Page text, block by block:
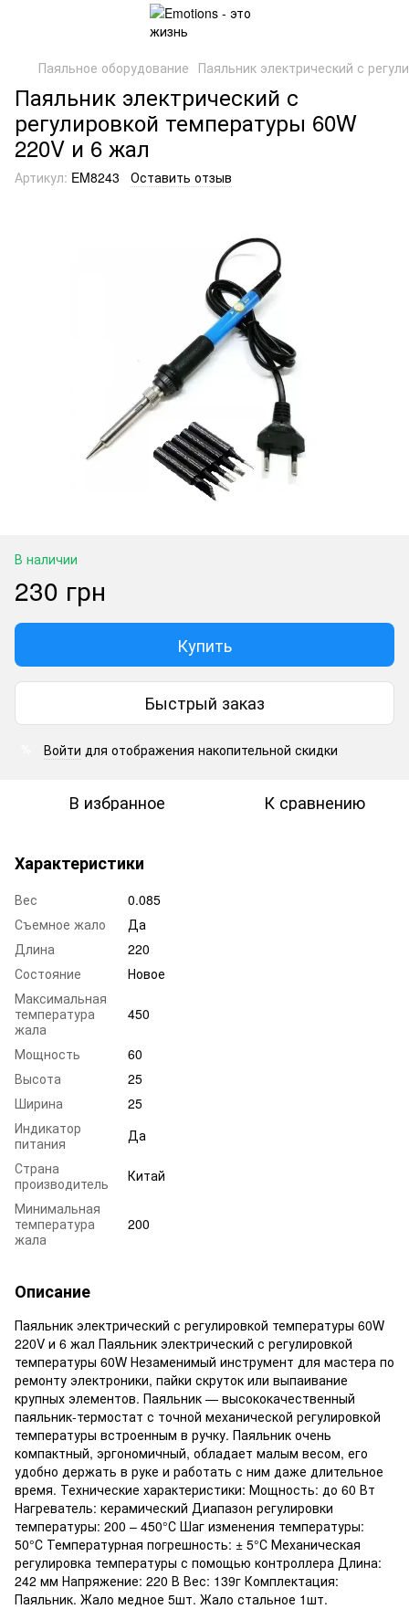
Паяльное оборудование Паяльник электрический с
Паяльник электрический с
регулировкой температуры 60W
220V и 6 жал
Артикул: EM8243 Оставить отзыв
В наличии
230 грн
Купить
Быстрый заказ
Войти для отображения накопительной скидки
В избранное К сравнению
Характеристики
Вес
0.085
Съемное жало
Да
Длина
220
Состояние
Новое
Максимальная
температура
жала
450
Мощность
60
Высота
25
Ширина
25
Индикатор
питания
Да
Страна
производитель
Китай
Минимальная
температура
жала
200
Описание
Паяльник электрический с регулировкой температуры 60W
220V и 6 жал Паяльник электрический с регулировкой
температуры 60W Незаменимый инструмент для мастера по
ремонту электроники, пайки скруток или выпаивание
крупных элементов. Паяльник — высококачественный
паяльник-термостат с точной механической регулировкой
температуры встроенным в ручку. Паяльник очень
компактный, эргономичный, обладает малым весом, его
удобно держать в руке и работать с ним даже длительное
время. Технические характеристики: Мощность: до 60 Вт
Нагреватель: керамический Диапазон регулировки
температуры: 200 – 450°С Шаг изменения температуры:
50°С Температурная погрешность: ± 5°С Механическая
регулировка температуры с помощью контроллера Длина:
242 мм Напряжение: 220 В Вес: 139г Комплектация:
Паяльник. Жало медное 5шт. Жало стальное 1шт.